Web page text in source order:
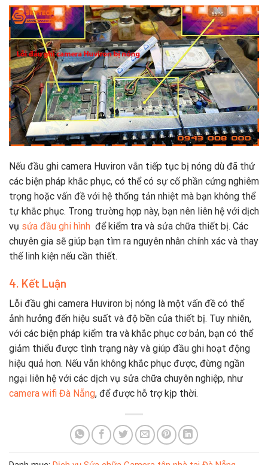
Nếu đầu ghi camera Huviron vẫn tiếp tục bị nóng dù đã thử
các biện pháp khắc phục, có thể có sự cố phần cứng nghiêm
trọng hoặc vấn đề với hệ thống tản nhiệt mà bạn không thể
tự khắc phục. Trong trường hợp này, bạn nên liên hệ với dịch
vụ sửa đầu ghi hình để kiểm tra và sửa chữa thiết bị. Các
chuyên gia sẽ giúp bạn tìm ra nguyên nhân chính xác và thay
thế linh kiện nếu cần thiết.
4. Kết Luận
Lỗi đầu ghi camera Huviron bị nóng là một vấn đề có thể
ảnh hưởng đến hiệu suất và độ bền của thiết bị. Tuy nhiên,
với các biện pháp kiểm tra và khắc phục cơ bản, bạn có thể
giảm thiểu được tình trạng này và giúp đầu ghi hoạt động
hiệu quả hơn. Nếu vẫn không khắc phục được, đừng ngần
ngại liên hệ với các dịch vụ sửa chữa chuyên nghiệp, như
camera wifi Đà Nẵng, để được hỗ trợ kịp thời.